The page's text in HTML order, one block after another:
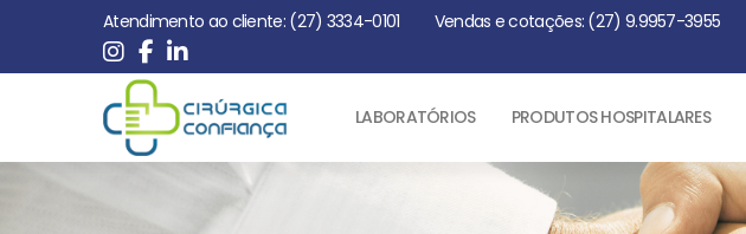
Atendimento ao cliente: (27) 3334-0101 Vendas e cotações: (27) 9.9957-3955
LABORATÓRIOS PRODUTOS HOSPITALARES